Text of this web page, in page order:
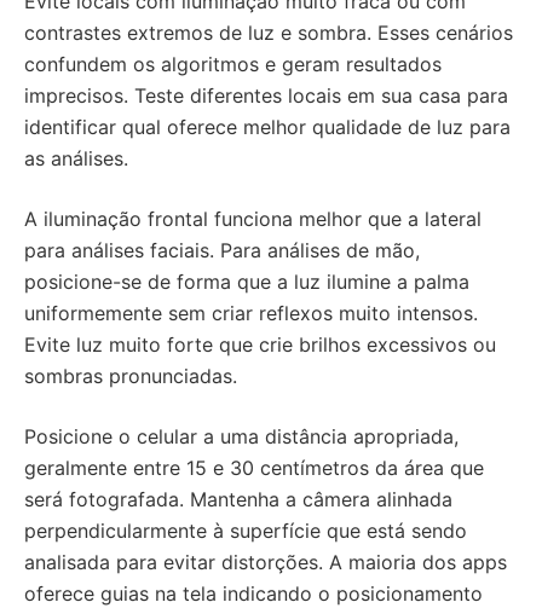
contrastes extremos de luz e sombra. Esses cenários
confundem os algoritmos e geram resultados
imprecisos. Teste diferentes locais em sua casa para
identificar qual oferece melhor qualidade de luz para
as análises.
A iluminação frontal funciona melhor que a lateral
para análises faciais. Para análises de mão,
posicione-se de forma que a luz ilumine a palma
uniformemente sem criar reflexos muito intensos.
Evite luz muito forte que crie brilhos excessivos ou
sombras pronunciadas.
Posicione o celular a uma distância apropriada,
geralmente entre 15 e 30 centímetros da área que
será fotografada. Mantenha a câmera alinhada
perpendicularmente à superfície que está sendo
analisada para evitar distorções. A maioria dos apps
oferece guias na tela indicando o posicionamento